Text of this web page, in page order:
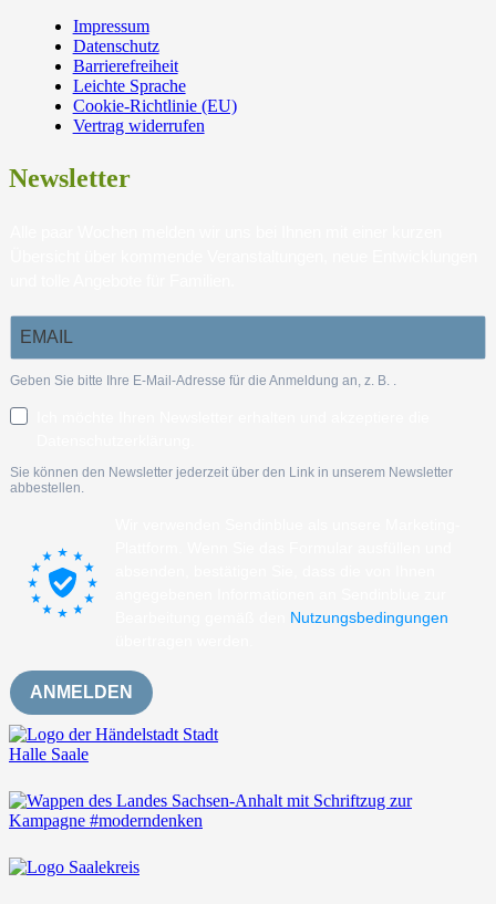
Impressum
Datenschutz
Barrierefreiheit
Leichte Sprache
Cookie-Richtlinie (EU)
Vertrag widerrufen
Newsletter
Geben Sie bitte Ihre E-Mail-Adresse für die Anmeldung an, z. B.
Sie können den Newsletter jederzeit über den Link in unserem Newsletter
abbestellen.
Nutzungsbedingungen
ANMELDEN